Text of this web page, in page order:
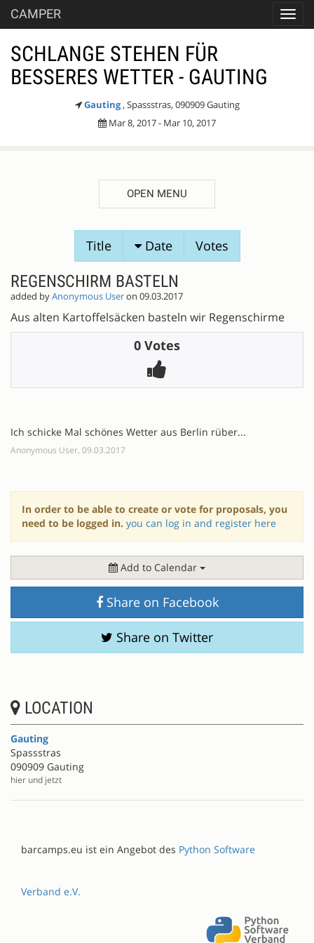
CAMPER
SCHLANGE STEHEN FÜR
BESSERES WETTER - GAUTING
Gauting , Spassstras, 090909 Gauting
Mar 8, 2017 - Mar 10, 2017
OPEN MENU
Title Date Votes
REGENSCHIRM BASTELN
added byAnonymous Useron 09.03.2017
Aus alten Kartoffelsäcken basteln wir Regenschirme
0 Votes
Ich schicke Mal schönes Wetter aus Berlin rüber...
Anonymous User, 09.03.2017
In order to be able to create or vote for proposals, you
need to be logged in. you can log in and register here
Add to Calendar
Share on Facebook
Share on Twitter
LOCATION
Gauting
Spassstras
090909 Gauting
hier und jetzt
barcamps.eu ist ein Angebot des Python Software
Verband e.V.